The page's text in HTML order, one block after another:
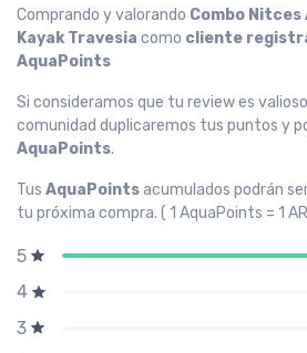
Comprando y valorando Combo
Kayak Travesia como cliente
AquaPoints
Si consideramos que tu review es
comunidad duplicaremos tus puntos y
AquaPoints.
Tus AquaPointsacumulados podrán
tu próxima compra. ( 1 AquaPoints = 1
5
4
3